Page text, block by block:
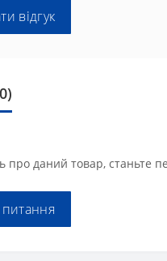
відгук
про даний товар, станьте